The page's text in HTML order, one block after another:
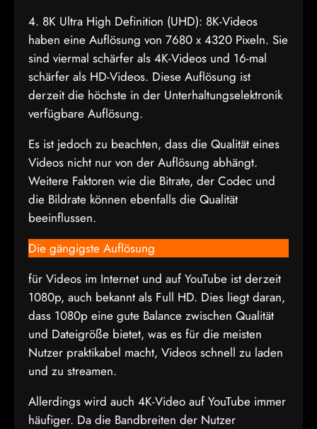
4. 8K Ultra High Definition (UHD): 8K-Videos
haben eine Auflösung von 7680 x 4320 Pixeln. Sie
sind viermal schärfer als 4K-Videos und 16-mal
schärfer als HD-Videos. Diese Auflösung ist
derzeit die höchste in der Unterhaltungselektronik
verfügbare Auflösung.
Es ist jedoch zu beachten, dass die Qualität eines
Videos nicht nur von der Auflösung abhängt.
Weitere Faktoren wie die Bitrate, der Codec und
die Bildrate können ebenfalls die Qualität
beeinflussen.
Die gängigste Auflösung
für Videos im Internet und auf YouTube ist derzeit
1080p, auch bekannt als Full HD. Dies liegt daran,
dass 1080p eine gute Balance zwischen Qualität
und Dateigröße bietet, was es für die meisten
Nutzer praktikabel macht, Videos schnell zu laden
und zu streamen.
Allerdings wird auch 4K-Video auf YouTube immer
häufiger. Da die Bandbreiten der Nutzer